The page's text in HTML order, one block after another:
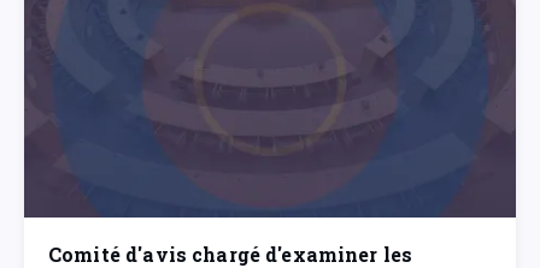
Comité d'avis chargé d'examiner les